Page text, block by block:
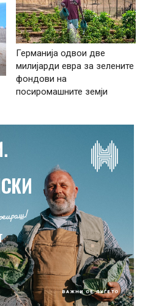
Германија одвои две
милијарди евра за зелените
фондови на
посиромашните земји